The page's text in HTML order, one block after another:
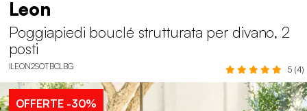
Leon
Poggiapiedi bouclé strutturata per divano, 2
posti
ILEON2SOTBCLBG 5 (4)
OFFERTE-30%